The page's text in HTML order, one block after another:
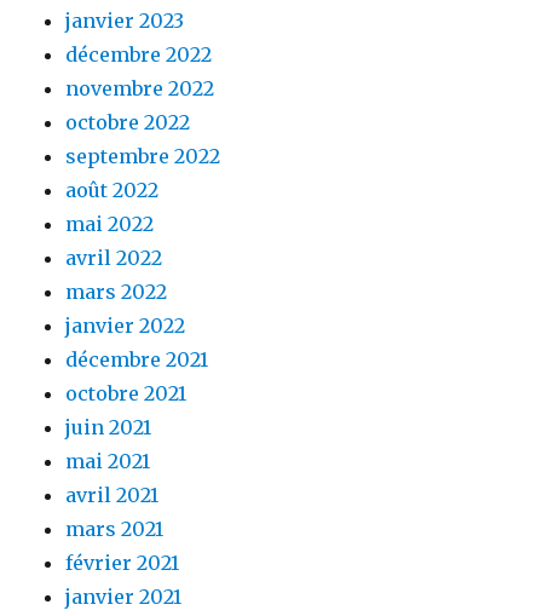
janvier 2023
décembre 2022
novembre 2022
octobre 2022
septembre 2022
août 2022
mai 2022
avril 2022
mars 2022
janvier 2022
décembre 2021
octobre 2021
juin 2021
mai 2021
avril 2021
mars 2021
février 2021
janvier 2021